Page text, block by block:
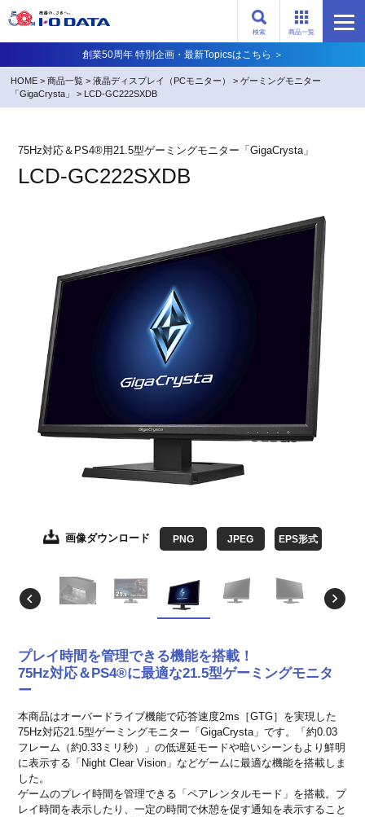
検索 商品一覧
創業50周年 特別企画・最新Topicsはこちら ＞
HOME >商品一覧 >液晶ディスプレイ（PCモニター） >ゲーミングモニター
「GigaCrysta」
> LCD-GC222SXDB
75Hz対応＆PS4®用21.5型ゲーミングモニター「GigaCrysta」
LCD-GC222SXDB
画像ダウンロード PNG JPEG EPS形式
画像ダウンロード EPS形式
画像ダウンロード EPS形式
画像ダウンロード EPS形式
画像ダウンロード EPS形式
画像ダウンロード EPS形式
画像ダウンロード EPS形式
プレイ時間を管理できる機能を搭載！
75Hz対応＆PS4®に最適な21.5型ゲーミングモニタ
ー
本商品はオーバードライブ機能で応答速度2ms［GTG］を実現した
75Hz対応21.5型ゲーミングモニター「GigaCrysta」です。「約0.03
フレーム（約0.33ミリ秒）」の低遅延モードや暗いシーンもより鮮明
に表示する「Night Clear Vision」などゲームに最適な機能を搭載しま
した。
ゲームのプレイ時間を管理できる「ペアレンタルモード」を搭載。プ
レイ時間を表示したり、一定の時間で休憩を促す通知を表示すること